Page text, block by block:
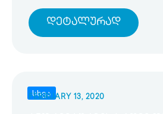
Დეტალურად
სხვა
FEBRUARY 13, 2020